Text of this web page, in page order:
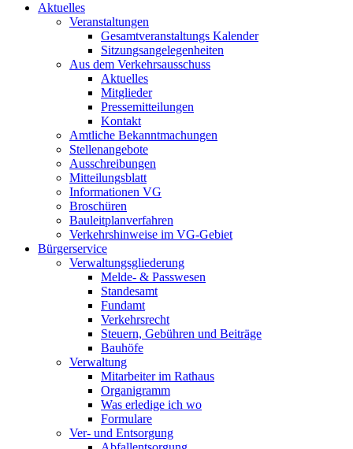
Aktuelles
Veranstaltungen
Gesamtveranstaltungs Kalender
Sitzungsangelegenheiten
Aus dem Verkehrsausschuss
Aktuelles
Mitglieder
Pressemitteilungen
Kontakt
Amtliche Bekanntmachungen
Stellenangebote
Ausschreibungen
Mitteilungsblatt
Informationen VG
Broschüren
Bauleitplanverfahren
Verkehrshinweise im VG-Gebiet
Bürgerservice
Verwaltungsgliederung
Melde- & Passwesen
Standesamt
Fundamt
Verkehrsrecht
Steuern, Gebühren und Beiträge
Bauhöfe
Verwaltung
Mitarbeiter im Rathaus
Organigramm
Was erledige ich wo
Formulare
Ver- und Entsorgung